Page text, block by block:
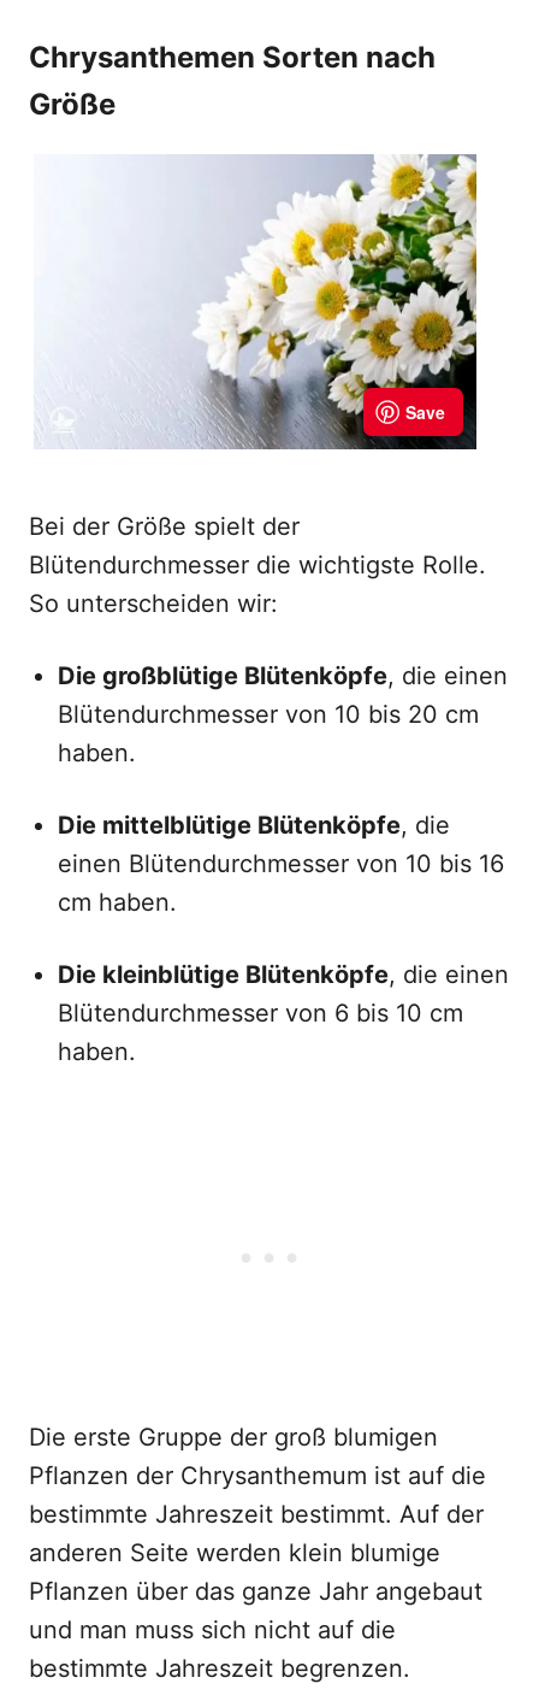
Chrysanthemen Sorten nach
Größe
Bei der Größe spielt der
Blütendurchmesser die wichtigste Rolle.
So unterscheiden wir:
Die großblütige Blütenköpfe, die einen
Blütendurchmesser von 10 bis 20 cm
haben.
Die mittelblütige Blütenköpfe, die
einen Blütendurchmesser von 10 bis 16
cm haben.
Die kleinblütige Blütenköpfe, die einen
Blütendurchmesser von 6 bis 10 cm
haben.
Die erste Gruppe der groß blumigen
Pflanzen der Chrysanthemum ist auf die
bestimmte Jahreszeit bestimmt. Auf der
anderen Seite werden klein blumige
Pflanzen über das ganze Jahr angebaut
und man muss sich nicht auf die
bestimmte Jahreszeit begrenzen.